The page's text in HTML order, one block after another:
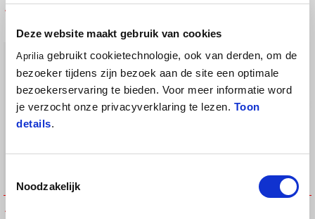
Deze website maakt gebruik van cookies
Aprilia gebruikt cookietechnologie, ook van derden, om de
bezoeker tijdens zijn bezoek aan de site een optimale
bezoekerservaring te bieden. Voor meer informatie word
je verzocht onze privacyverklaring te lezen. Toon
details.
Noodzakelijk
Adjustable Clutch Lever Adjustable Front Brake Lever
Aluminum Engine Covers